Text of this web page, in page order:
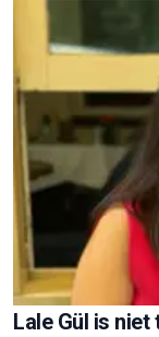
Lale Gül is